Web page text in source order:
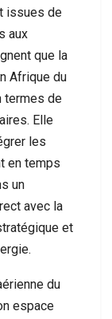
issues de
aux
que la
Afrique du
termes de
Elle
les
en temps
un
avec la
et
du
espace